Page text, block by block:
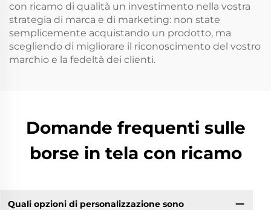
con ricamo di qualità un investimento nella vostra
strategia di marca e di marketing: non state
semplicemente acquistando un prodotto, ma
scegliendo di migliorare il riconoscimento del vostro
marchio e la fedeltà dei clienti.
Domande frequenti sulle
borse in tela con ricamo
Quali opzioni di personalizzazione sono